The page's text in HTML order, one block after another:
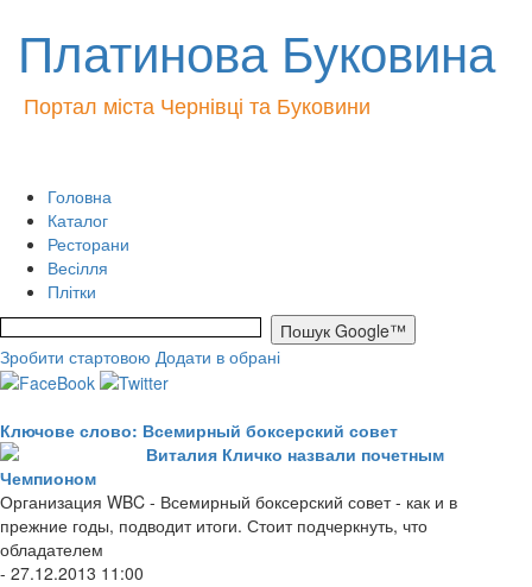
Платинова Буковина
Портал міста Чернівці та Буковини
Головна
Каталог
Ресторани
Весілля
Плітки
Зробити стартовою Додати в обрані
Ключове слово: Всемирный боксерский совет
Виталия Кличко назвали почетным
Чемпионом
Организация WBC - Всемирный боксерский совет - как и в
прежние годы, подводит итоги. Стоит подчеркнуть, что
обладателем
- 27.12.2013 11:00